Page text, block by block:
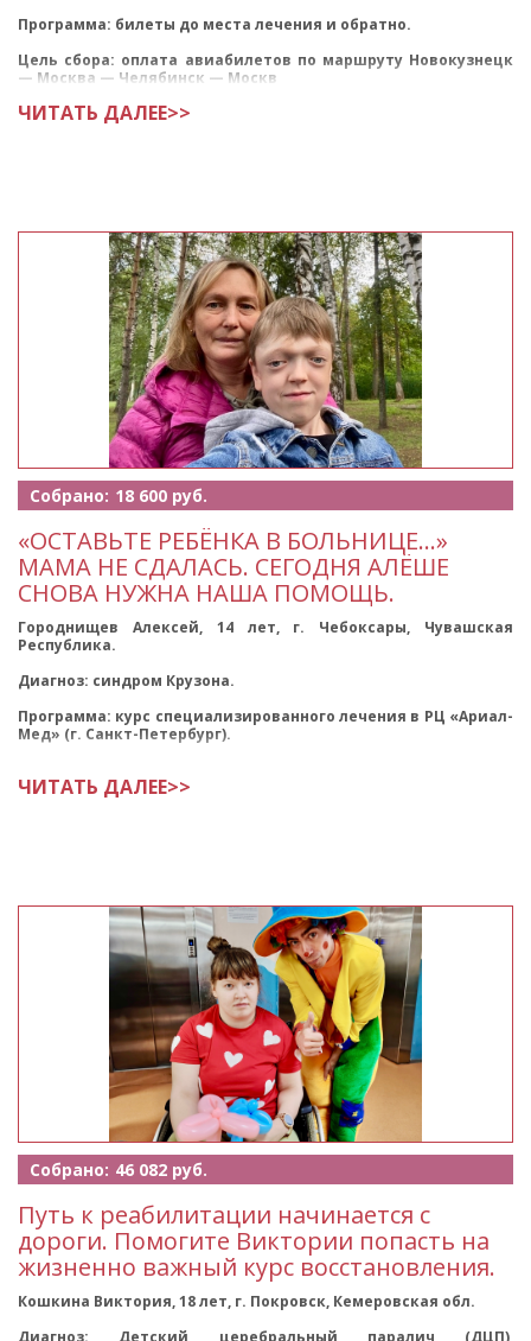
Программа: билеты до места лечения и обратно.
Цель сбора: оплата авиабилетов по маршруту Новокузнецк
— Москва — Челябинск — Москв
ЧИТАТЬ ДАЛЕЕ>>
Собрано: 18 600 руб.
«ОСТАВЬТЕ РЕБЁНКА В БОЛЬНИЦЕ…»
МАМА НЕ СДАЛАСЬ. СЕГОДНЯ АЛЁШЕ
СНОВА НУЖНА НАША ПОМОЩЬ.
Городнищев Алексей, 14 лет, г. Чебоксары, Чувашская
Республика.
Диагноз: синдром Крузона.
Программа: курс специализированного лечения в РЦ «Ариал-
Мед» (г. Санкт-Петербург).
Чебо
ЧИТАТЬ ДАЛЕЕ>>
Собрано: 46 082 руб.
Путь к реабилитации начинается с
дороги. Помогите Виктории попасть на
жизненно важный курс восстановления.
Кошкина Виктория, 18 лет, г. Покровск, Кемеровская обл.
Диагноз: Детский церебральный паралич (ДЦП),